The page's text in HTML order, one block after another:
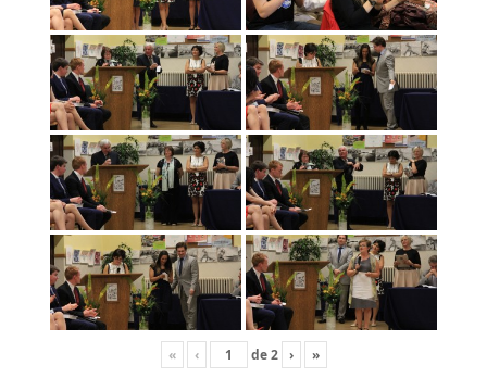
« ‹ de2 › »